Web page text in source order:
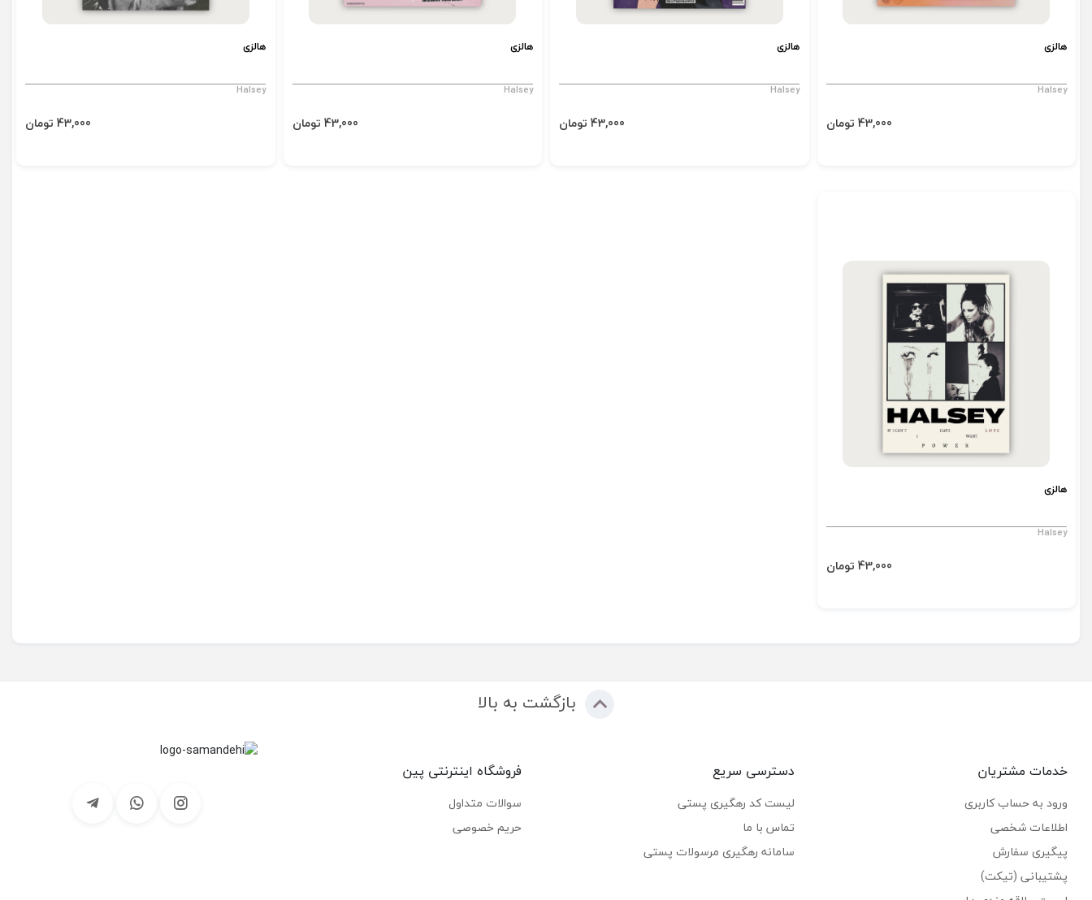
هالزی
Halsey
43,000 تومان
هالزی
Halsey
43,000 تومان
هالزی
Halsey
43,000 تومان
هالزی
Halsey
43,000 تومان
هالزی
Halsey
43,000 تومان
بازگشت به بالا
خدمات مشتریان
ورود به حساب کاربری
اطلاعات شخصی
پیگیری سفارش
پشتیبانی (تیکت)
دسترسی سریع
لیست کد رهگیری پستی
تماس با ما
سامانه رهگیری مرسولات پستی
فروشگاه اینترنتی پین
سوالات متداول
حریم خصوصی